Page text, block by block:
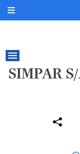
SIMPAR